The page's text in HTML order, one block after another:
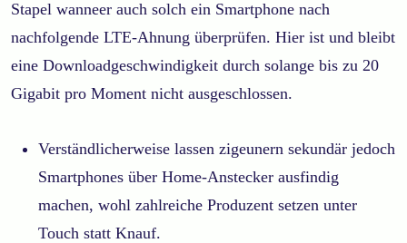
Stapel wanneer auch solch ein Smartphone nach
nachfolgende LTE-Ahnung überprüfen. Hier ist und bleibt
eine Downloadgeschwindigkeit durch solange bis zu 20
Gigabit pro Moment nicht ausgeschlossen.
Verständlicherweise lassen zigeunern sekundär jedoch
Smartphones über Home-Anstecker ausfindig
machen, wohl zahlreiche Produzent setzen unter
Touch statt Knauf.